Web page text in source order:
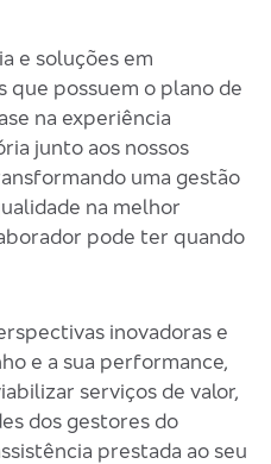
e soluções em
que possuem o plano de
na experiência
junto aos nossos
uma gestão
na melhor
pode ter quando
inovadoras e
e a sua performance,
serviços de valor,
dos gestores do
prestada ao seu